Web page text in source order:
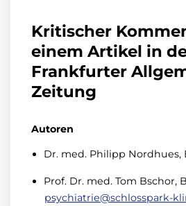
Kritischer
einem Artikel in
Frankfurter
Zeitung
Autoren
Dr. med. Philipp Nordhues,
Prof. Dr. med. Tom Bschor,
psychiatrie@schlosspark-